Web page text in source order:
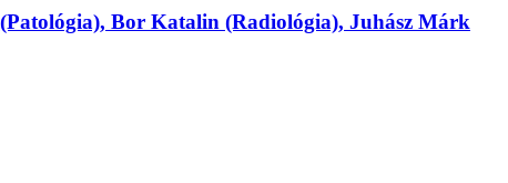
Bor Katalin (Radiológia), Juhász Márk